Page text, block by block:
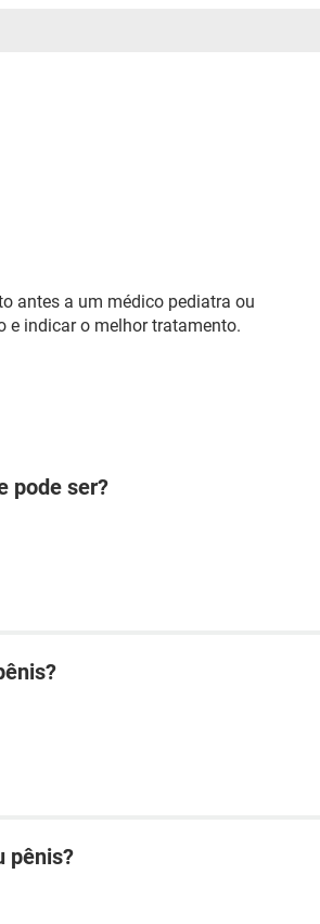
antes a um médico pediatra ou
e indicar o melhor tratamento.
pode ser?
pênis?